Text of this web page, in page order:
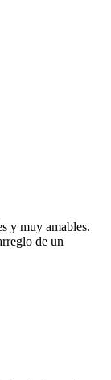
y muy amables.
de un